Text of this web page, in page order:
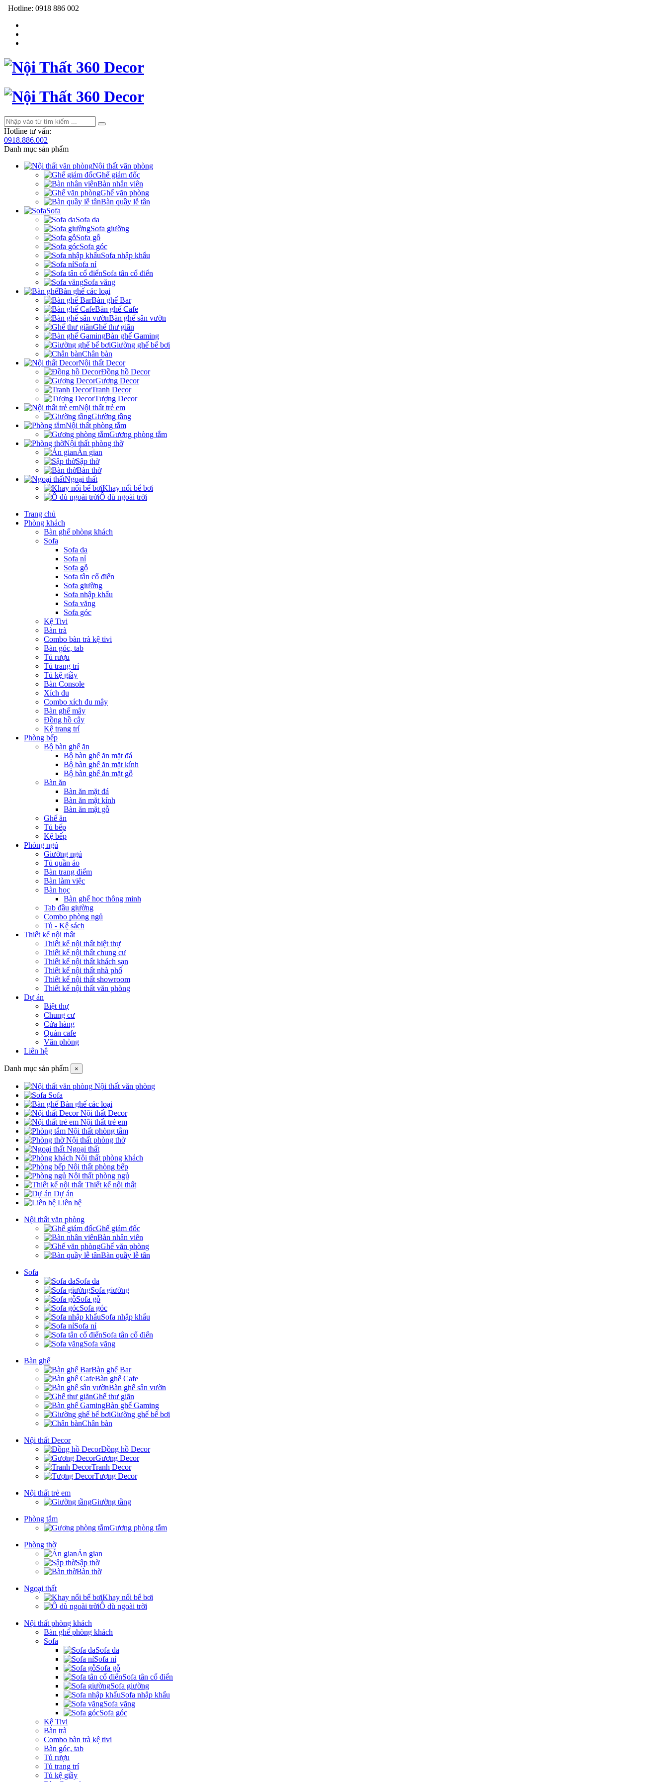
Hotline: 0918 886 002
Hotline tư vấn:
0918.886.002
Danh mục sản phẩm
Nội thất văn phòng
Ghế giám đốc
Bàn nhân viên
Ghế văn phòng
Bàn quầy lễ tân
Sofa
Sofa da
Sofa giường
Sofa gỗ
Sofa góc
Sofa nhập khẩu
Sofa nỉ
Sofa tân cổ điển
Sofa văng
Bàn ghế các loại
Bàn ghế Bar
Bàn ghế Cafe
Bàn ghế sân vườn
Ghế thư giãn
Bàn ghế Gaming
Giường ghế bể bơi
Chân bàn
Nội thất Decor
Đồng hồ Decor
Gương Decor
Tranh Decor
Tượng Decor
Nội thất trẻ em
Giường tầng
Nội thất phòng tắm
Gương phòng tắm
Nội thất phòng thờ
Án gian
Sập thờ
Bàn thờ
Ngoại thất
Khay nổi bể bơi
Ô dù ngoài trời
Trang chủ
Phòng khách
Bàn ghế phòng khách
Sofa
Sofa da
Sofa nỉ
Sofa gỗ
Sofa tân cổ điển
Sofa giường
Sofa nhập khẩu
Sofa văng
Sofa góc
Kệ Tivi
Bàn trà
Combo bàn trà kệ tivi
Bàn góc, tab
Tủ rượu
Tủ trang trí
Tủ kệ giầy
Bàn Console
Xích đu
Combo xích đu mây
Bàn ghế mây
Đồng hồ cây
Kệ trang trí
Phòng bếp
Bộ bàn ghế ăn
Bộ bàn ghế ăn mặt đá
Bộ bàn ghế ăn mặt kính
Bộ bàn ghế ăn mặt gỗ
Bàn ăn
Bàn ăn mặt đá
Bàn ăn mặt kính
Bàn ăn mặt gỗ
Ghế ăn
Tủ bếp
Kệ bếp
Phòng ngủ
Giường ngủ
Tủ quần áo
Bàn trang điểm
Bàn làm việc
Bàn học
Bàn ghế học thông minh
Tab đầu giường
Combo phòng ngủ
Tủ - Kệ sách
Thiết kế nội thất
Thiết kế nội thất biệt thự
Thiết kế nội thất chung cư
Thiết kế nội thất khách sạn
Thiết kế nội thất nhà phố
Thiết kế nội thất showroom
Thiết kế nội thất văn phòng
Dự án
Biệt thự
Chung cư
Cửa hàng
Quán cafe
Văn phòng
Liên hệ
Danh mục sản phẩm ×
Nội thất văn phòng
Sofa
Bàn ghế các loại
Nội thất Decor
Nội thất trẻ em
Nội thất phòng tắm
Nội thất phòng thờ
Ngoại thất
Nội thất phòng khách
Nội thất phòng bếp
Nội thất phòng ngủ
Thiết kế nội thất
Dự án
Liên hệ
Nội thất văn phòng
Ghế giám đốc
Bàn nhân viên
Ghế văn phòng
Bàn quầy lễ tân
Sofa
Sofa da
Sofa giường
Sofa gỗ
Sofa góc
Sofa nhập khẩu
Sofa nỉ
Sofa tân cổ điển
Sofa văng
Bàn ghế
Bàn ghế Bar
Bàn ghế Cafe
Bàn ghế sân vườn
Ghế thư giãn
Bàn ghế Gaming
Giường ghế bể bơi
Chân bàn
Nội thất Decor
Đồng hồ Decor
Gương Decor
Tranh Decor
Tượng Decor
Nội thất trẻ em
Giường tầng
Phòng tắm
Gương phòng tắm
Phòng thờ
Án gian
Sập thờ
Bàn thờ
Ngoại thất
Khay nổi bể bơi
Ô dù ngoài trời
Nội thất phòng khách
Bàn ghế phòng khách
Sofa
Sofa da
Sofa nỉ
Sofa gỗ
Sofa tân cổ điển
Sofa giường
Sofa nhập khẩu
Sofa văng
Sofa góc
Kệ Tivi
Bàn trà
Combo bàn trà kệ tivi
Bàn góc, tab
Tủ rượu
Tủ trang trí
Tủ kệ giầy